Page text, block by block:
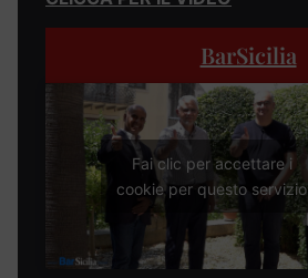
BarSicilia
Fai clic per accettare i
cookie per questo servizio